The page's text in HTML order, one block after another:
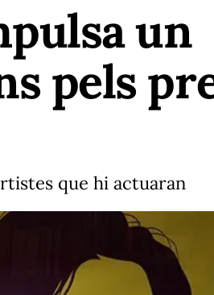
un
pels
que hi actuaran